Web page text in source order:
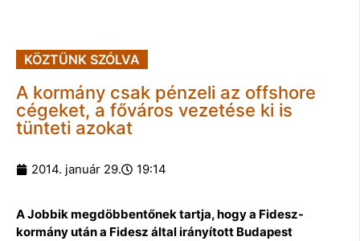
KÖZTÜNK SZÓLVA
A kormány csak pénzeli az offshore
cégeket, a főváros vezetése ki is
tünteti azokat
2014. január 29. 19:14
A Jobbik megdöbbentőnek tartja, hogy a Fidesz-
kormány után a Fidesz által irányított Budapest